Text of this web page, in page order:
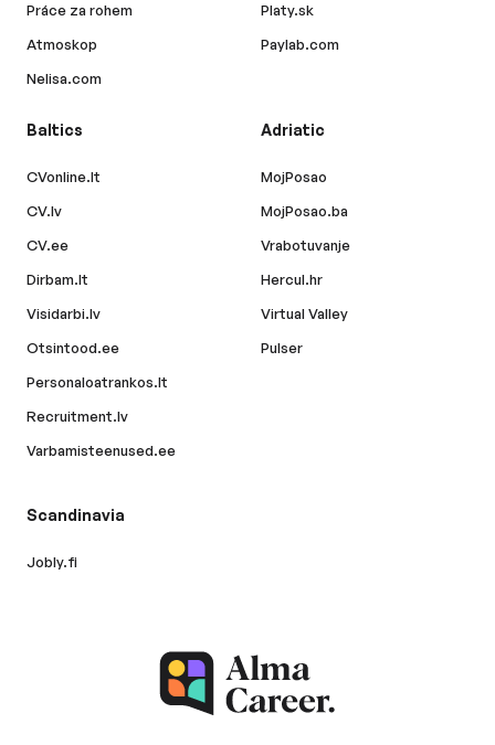
Práce za rohem
Atmoskop
Nelisa.com
Platy.sk
Paylab.com
Baltics
CVonline.lt
CV.lv
CV.ee
Dirbam.lt
Visidarbi.lv
Otsintood.ee
Personaloatrankos.lt
Recruitment.lv
Varbamisteenused.ee
Adriatic
MojPosao
MojPosao.ba
Vrabotuvanje
Hercul.hr
Virtual Valley
Pulser
Scandinavia
Jobly.fi